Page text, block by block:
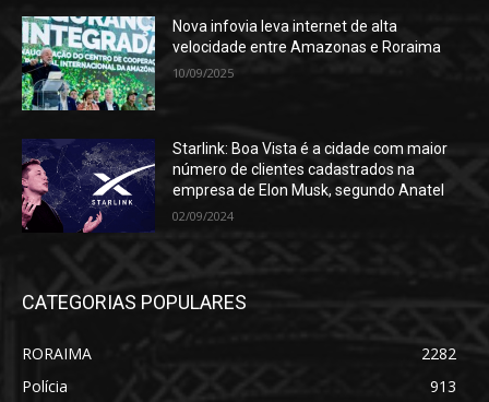
Nova infovia leva internet de alta
velocidade entre Amazonas e Roraima
10/09/2025
Starlink: Boa Vista é a cidade com maior
número de clientes cadastrados na
empresa de Elon Musk, segundo Anatel
02/09/2024
CATEGORIAS POPULARES
RORAIMA
2282
Polícia
913